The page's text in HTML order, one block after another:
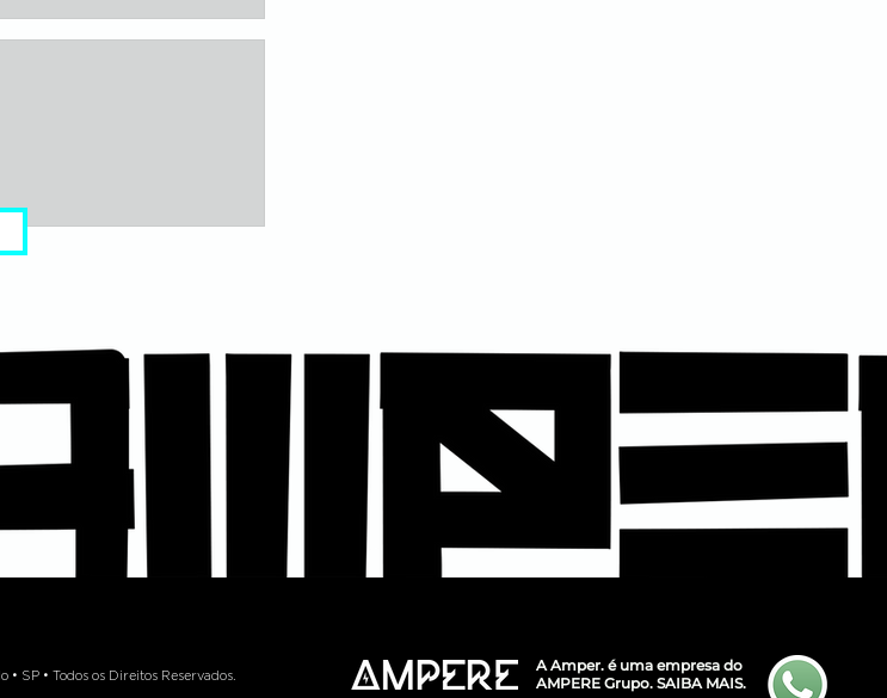
SP • Todos os Direitos Reservados.
A Amper. é uma empresa do
AMPERE Grupo. SAIBA MAIS.